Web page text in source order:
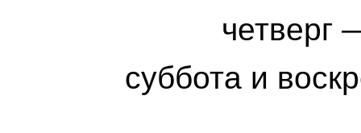
четверг
суббота и